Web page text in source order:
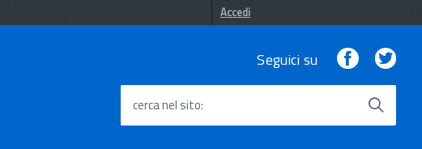
Accedi
Seguici su Facebook
cerca nel sito